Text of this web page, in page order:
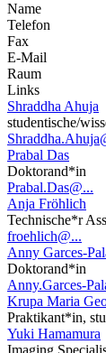
Name
Telefon
Fax
E-Mail
Raum
Links
Shraddha Ahuja
studentische/
Prabal Das
Doktorand*in
Prabal.Das@...
Anja Fröhlich
Technische*r
froehlich@...
Anny Garces-
Doktorand*in
Anny.Garces-
Krupa Maria
Praktikant*in,
Yuki Hamamura
Imaging